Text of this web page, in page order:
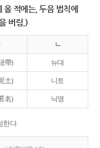
올 적에는, 두음 법칙에
버림.)
ㄴ
帶) 뉴대
土) 니토
名) 닉명
한다.